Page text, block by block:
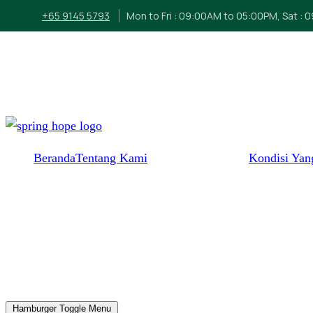
+65 9145 5793 Mon to Fri : 09:00AM to 05:00PM, Sat :
BerandaTentang Kami Kondisi
Hamburger Toggle Menu